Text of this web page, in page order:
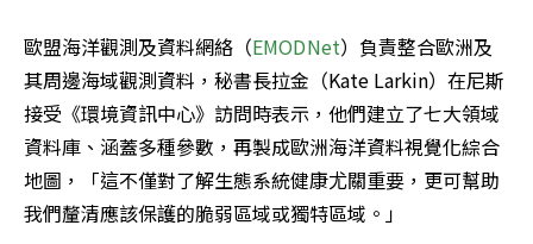
歐盟海洋觀測及資料網絡（EMODNet）負責整合歐洲及
其周邊海域觀測資料，秘書長拉金（Kate Larkin）在尼斯
接受《環境資訊中心》訪問時表示，他們建立了七大領域
資料庫、涵蓋多種參數，再製成歐洲海洋資料視覺化綜合
地圖，「這不僅對了解生態系統健康尤關重要，更可幫助
我們釐清應該保護的脆弱區域或獨特區域。」